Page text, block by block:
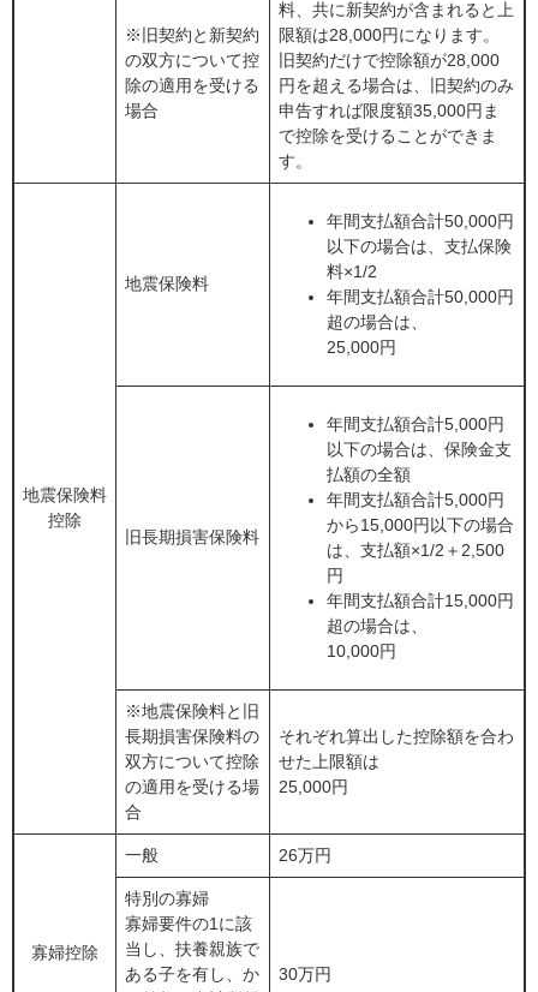
※旧契約と新契約
の双方について控
除の適用を受ける
場合
料、共に新契約が含まれると上
限額は28,000円になります。
旧契約だけで控除額が28,000
円を超える場合は、旧契約のみ
申告すれば限度額35,000円ま
で控除を受けることができま
す。
地震保険料
控除
地震保険料
年間支払額合計50,000円
以下の場合は、支払保険
料×1/2
年間支払額合計50,000円
超の場合は、
25,000円
旧長期損害保険料
年間支払額合計5,000円
以下の場合は、保険金支
払額の全額
年間支払額合計5,000円
から15,000円以下の場合
は、支払額×1/2＋2,500
円
年間支払額合計15,000円
超の場合は、
10,000円
※地震保険料と旧
長期損害保険料の
双方について控除
の適用を受ける場
合
それぞれ算出した控除額を合わ
せた上限額は
25,000円
寡婦控除
一般 26万円
特別の寡婦
寡婦要件の1に該
当し、扶養親族で
ある子を有し、か
30万円